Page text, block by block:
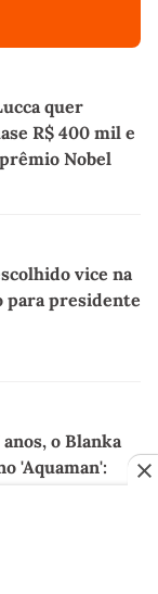
quer
R$ 400 mil e
Nobel
vice na
para presidente
o Blanka
'Aquaman':